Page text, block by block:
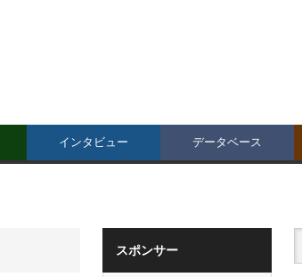
インタビュー データベース
スポンサー